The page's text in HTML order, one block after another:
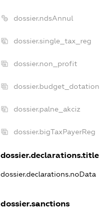
dossier.ndsAnnul
dossier.single_tax_reg
dossier.non_profit
dossier.budget_dotation
dossier.palne_akciz
dossier.bigTaxPayerReg
dossier.declarations.title
dossier.declarations.noData
dossier.sanctions